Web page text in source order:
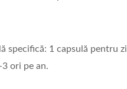
specifică: 1 capsulă pentru
ori pe an.